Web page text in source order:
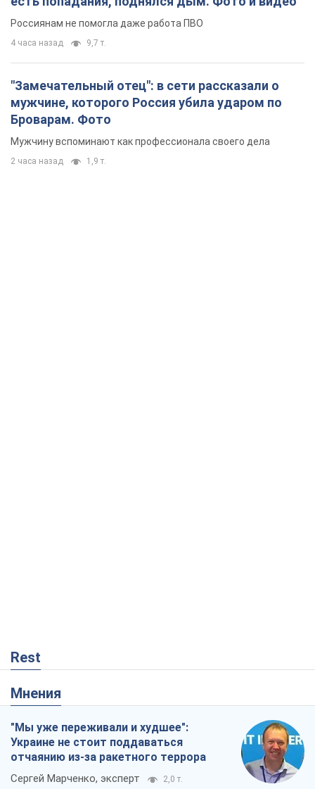
Россиянам не помогла даже работа ПВО
4 часа назад 9,7 т.
"Замечательный отец": в сети рассказали о
мужчине, которого Россия убила ударом по
Броварам. Фото
Мужчину вспоминают как профессионала своего дела
2 часа назад 1,9 т.
Rest
Мнения
"Мы уже переживали и худшее":
Украине не стоит поддаваться
отчаянию из-за ракетного террора
Сергей Марченко, эксперт 2,0 т.